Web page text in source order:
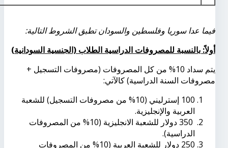
فيما عدا سوريا وفلسطين والسودان تطبق الشروط التالية:
أولاً: بالنسبة للمصروفات الدراسية الطلاب (الجنسية السودانية)
يتم سداد 10% من كل المصروفات (مصروفات التسجيل +
مصروفات السنة الدراسية) كالآتي:
100 إسترليني (10% من مصروفات التسجيل) للشعبة
العربية والإنجليزية.
350 دولار للشعبة الانجليزية (10% من المصروفات
الدراسية).
250 دولار للشعبة العربية (10% من المصروفات